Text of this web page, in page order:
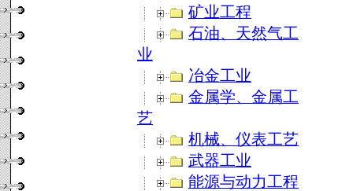
矿业工程
石油、天然气工
业
冶金工业
金属学、金属工
艺
机械、仪表工艺
武器工业
能源与动力工程